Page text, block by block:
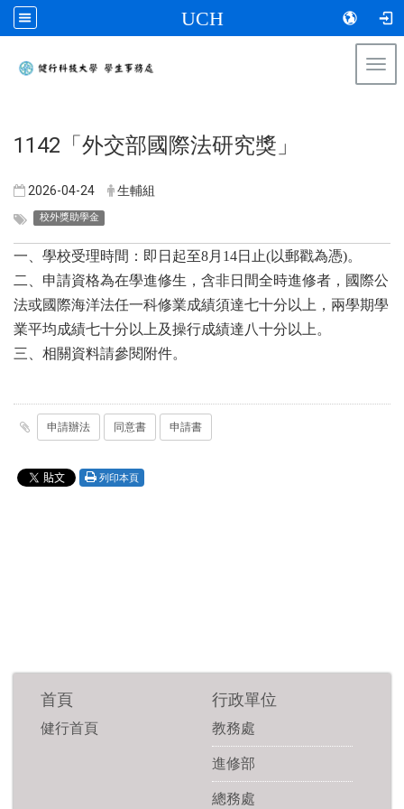
UCH
​1142「外交部國際法研究獎」
2026-04-24 生輔組
校外獎助學金
一、學校受理時間：即日起至8月14日止(以郵戳為憑)。
二、申請資格為在學進修生，含非日間全時進修者，國際公
法或國際海洋法任一科修業成績須達七十分以上，兩學期學
業平均成績七十分以上及操行成績達八十分以上。
三、相關資料請參閱附件。
申請辦法 同意書 申請書
列印本頁
首頁
健行首頁
行政單位
教務處
進修部
總務處